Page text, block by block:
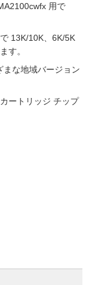
用で
13K/10K、6K/5K
す。
まな地域バージョン
ートリッジ チップ